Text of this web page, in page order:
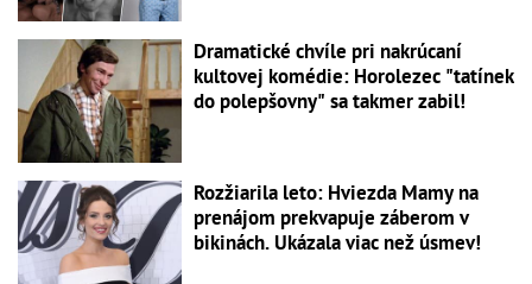
Dramatické chvíle pri nakrúcaní
kultovej komédie: Horolezec "tatínek
do polepšovny" sa takmer zabil!
Rozžiarila leto: Hviezda Mamy na
prenájom prekvapuje záberom v
bikinách. Ukázala viac než úsmev!